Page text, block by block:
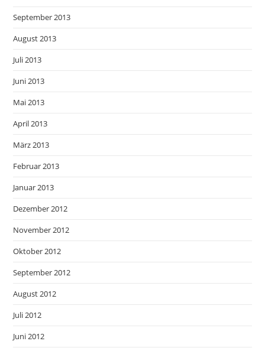
September 2013
August 2013
Juli 2013
Juni 2013
Mai 2013
April 2013
März 2013
Februar 2013
Januar 2013
Dezember 2012
November 2012
Oktober 2012
September 2012
August 2012
Juli 2012
Juni 2012